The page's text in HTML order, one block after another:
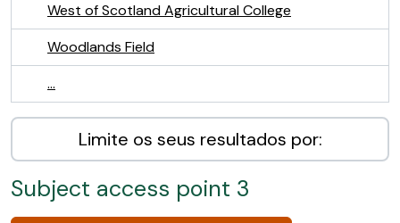
West of Scotland Agricultural College
Woodlands Field
...
Limite os seus resultados por:
Subject access point 3